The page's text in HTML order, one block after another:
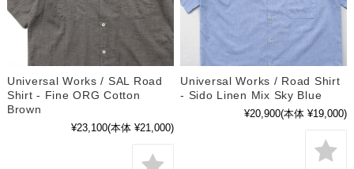
Universal Works / SAL Road
Shirt - Fine ORG Cotton
Brown
¥23,100(本体 ¥21,000)
Universal Works / Road Shirt
- Sido Linen Mix Sky Blue
¥20,900(本体 ¥19,000)